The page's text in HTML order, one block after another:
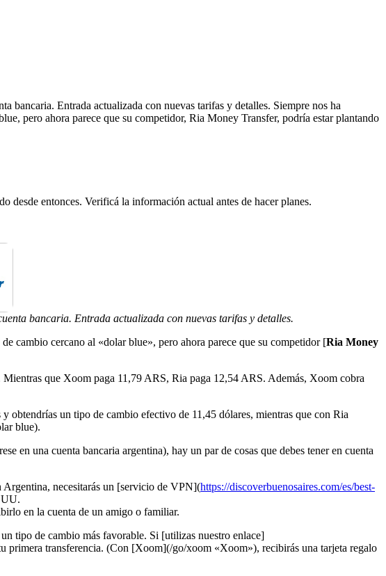
Entrada actualizada con nuevas tarifas y detalles. Siempre nos ha
pero ahora parece que su competidor, Ria Money Transfer, podría estar plantando
desde entonces. Verificá la información actual antes de hacer planes.
bancaria. Entrada actualizada con nuevas tarifas y detalles.
cambio cercano al «dolar blue», pero ahora parece que su competidor [Ria Money
que Xoom paga 11,79 ARS, Ria paga 12,54 ARS. Además, Xoom cobra
obtendrías un tipo de cambio efectivo de 11,45 dólares, mientras que con Ria
blue).
en una cuenta bancaria argentina), hay un par de cosas que debes tener en cuenta
Argentina, necesitarás un [servicio de VPN](https://discoverbuenosaires.com/es/best-
UU.
en la cuenta de un amigo o familiar.
tipo de cambio más favorable. Si [utilizas nuestro enlace]
primera transferencia. (Con [Xoom](/go/xoom «Xoom»), recibirás una tarjeta regalo